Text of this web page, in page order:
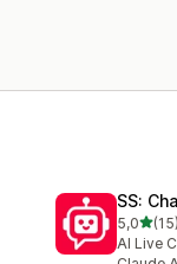
SS:
5,0 (15)
15
AI Live